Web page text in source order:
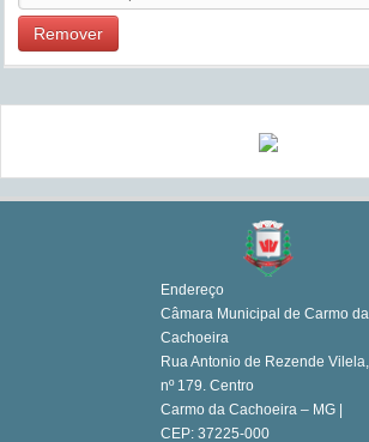
Remover
Endereço
Câmara Municipal de Carmo da
Cachoeira
Rua Antonio de Rezende Vilela,
nº 179. Centro
Carmo da Cachoeira – MG |
CEP: 37225-000